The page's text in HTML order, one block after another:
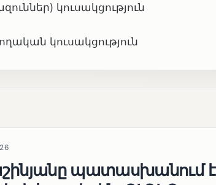
կուսակցություն
կուսակցություն
պատասխանում է